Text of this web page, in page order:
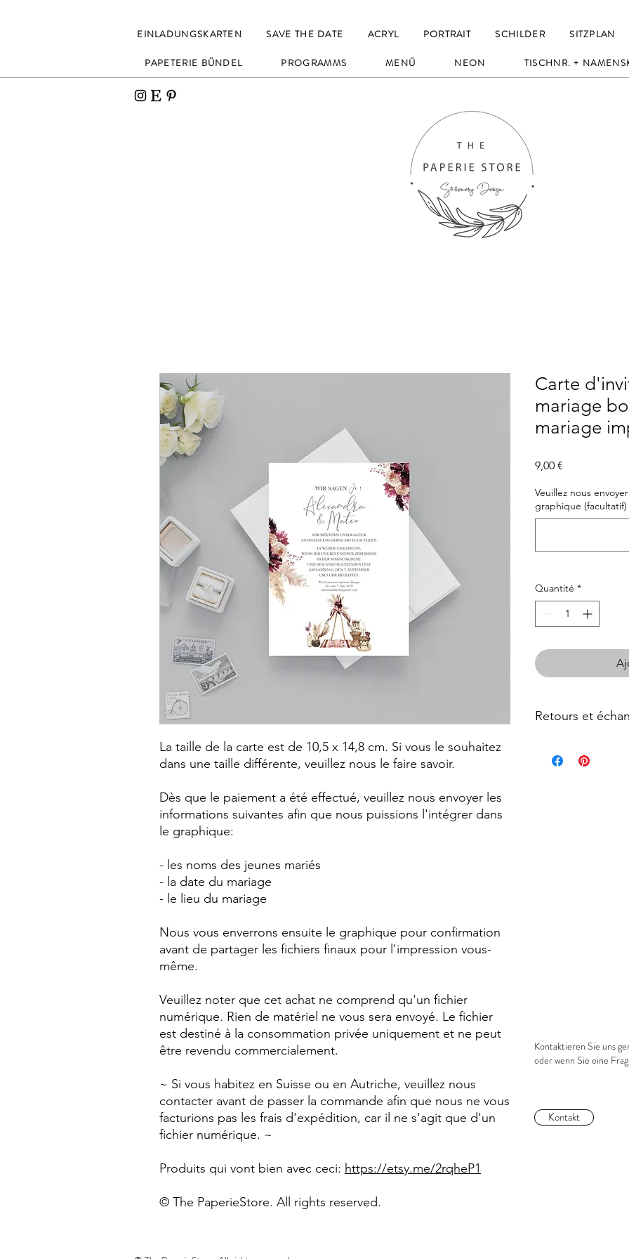
EINLADUNGSKARTEN SAVE THE DATE ACRYL PORTRAIT SCHILDER SITZPLAN
PAPETERIE BÜNDEL PROGRAMMS MENÜ NEON TISCHNR. +
La taille de la carte est de 10,5 x 14,8 cm. Si vous le souhaitez
dans une taille différente, veuillez nous le faire savoir.
Dès que le paiement a été effectué, veuillez nous envoyer les
informations suivantes afin que nous puissions l'intégrer dans
le graphique:
- les noms des jeunes mariés
- la date du mariage
- le lieu du mariage
Nous vous enverrons ensuite le graphique pour confirmation
avant de partager les fichiers finaux pour l'impression vous-
même.
Veuillez noter que cet achat ne comprend qu'un fichier
numérique. Rien de matériel ne vous sera envoyé. Le fichier
est destiné à la consommation privée uniquement et ne peut
être revendu commercialement.
~ Si vous habitez en Suisse ou en Autriche, veuillez nous
contacter avant de passer la commande afin que nous ne vous
facturions pas les frais d'expédition, car il ne s'agit que d'un
fichier numérique. ~
Produits qui vont bien avec ceci: https://etsy.me/2rqheP1
© The PaperieStore. All rights reserved.
Carte
mariage
mariage
9,00 €
Veuillez nous
graphique (facultatif)
Quantité *
Retours et
les échanges, mais
Kontaktieren Sie uns
oder wenn Sie eine
Kontakt